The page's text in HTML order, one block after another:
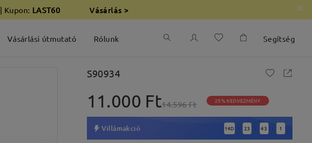
| Kupon: LAST60 Vásárlás >
Vásárlási útmutató Rólunk Segítség
S90934
11.000 Ft14.596 Ft 25% KEDVEZMÉNY
Villámakció 14D : 23 : 43 : 0